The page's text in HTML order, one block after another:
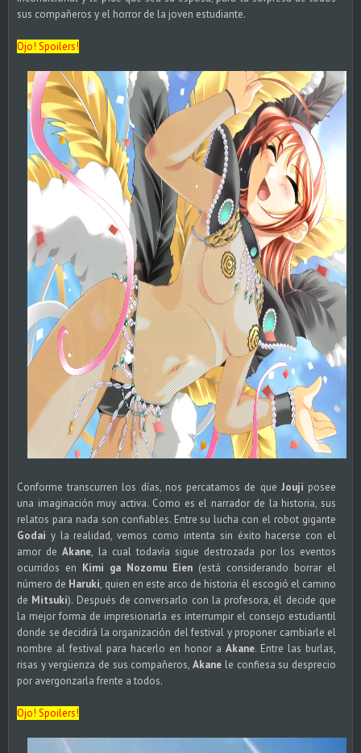
sus compañeros y el horror de la joven estudiante.
Ojo! Spoilers!
Conforme transcurren los días, nos percatamos de que Jouji posee
una imaginación muy activa. Como es el narrador de la historia, sus
relatos para nada son confiables. Entre su lucha con el robot gigante
Godai y la realidad, vemos como intenta sin éxito hacerse con el
amor deAkane, la cual todavía sigue destrozada por los eventos
ocurridos en Kimi ga Nozomu Eien (está considerando borrar el
número de Haruki, quien en este arco de historia él escogió el camino
de Mitsuki). Después de conversarlo con la profesora, él decide que
la mejor forma de impresionarla es interrumpir el consejo estudiantil
donde se decidirá la organización del festival y proponer cambiarle el
nombre al festival para hacerlo en honor a Akane. Entre las burlas,
risas y vergüenza de sus compañeros,Akane le confiesa su desprecio
por avergonzarla frente a todos.
Ojo! Spoilers!